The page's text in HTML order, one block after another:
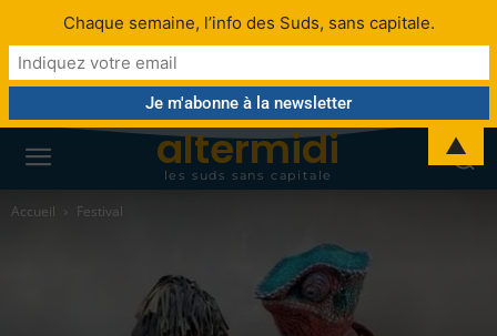
altermidi
les suds sans capitale
Accueil Festival
Chaque semaine, l’info des Suds, sans capitale.
▲